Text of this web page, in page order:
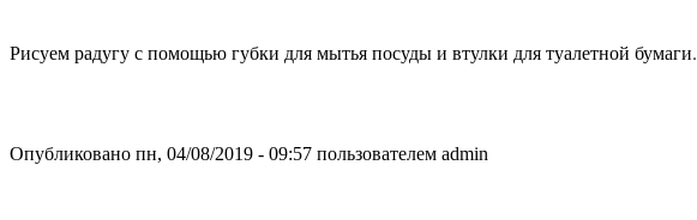
Рисуем радугу с помощью губки для мытья посуды и втулки для туалетной бумаги.
Опубликовано пн, 04/08/2019 - 09:57 пользователем admin